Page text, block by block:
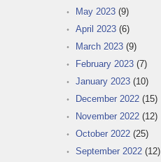
May 2023 (9)
April 2023 (6)
March 2023 (9)
February 2023 (7)
January 2023 (10)
December 2022 (15)
November 2022 (12)
October 2022 (25)
September 2022 (12)